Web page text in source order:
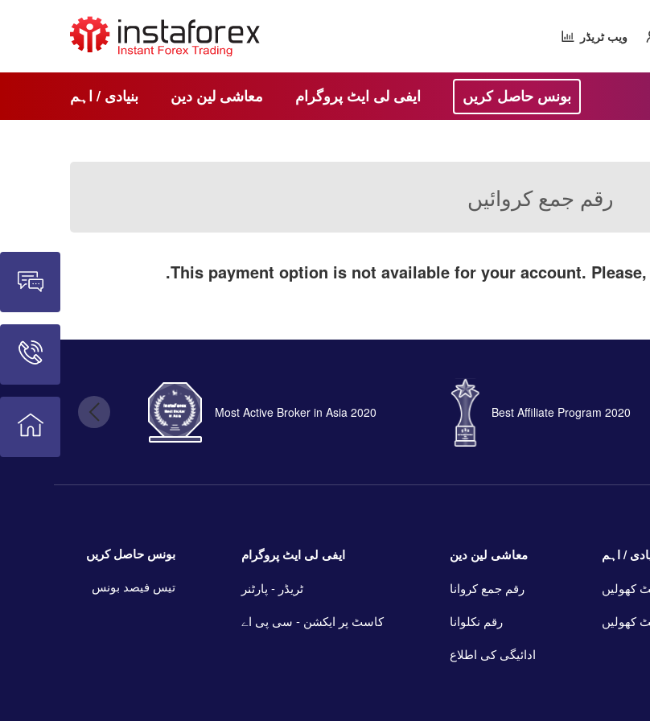
ویب ٹریڈر
بنیادی / اہم معاشی لین دین ایفی لی ایٹ پروگرام بونس حاصل کریں
رقم جمع کروائیں
This payment option is not available for your account.
.
Most Active Broker in Asia 2020 Best Affiliate Program 2020
/ اہم معاشی لین دین
رقم جمع کروانا
رقم نکلوانا
ادائیگی کی اطلاع
ایفی لی ایٹ پروگرام
ٹریڈر - پارٹنر
کاسٹ پر ایکشن - سی پی اے
بونس حاصل کریں
تیس فیصد بونس